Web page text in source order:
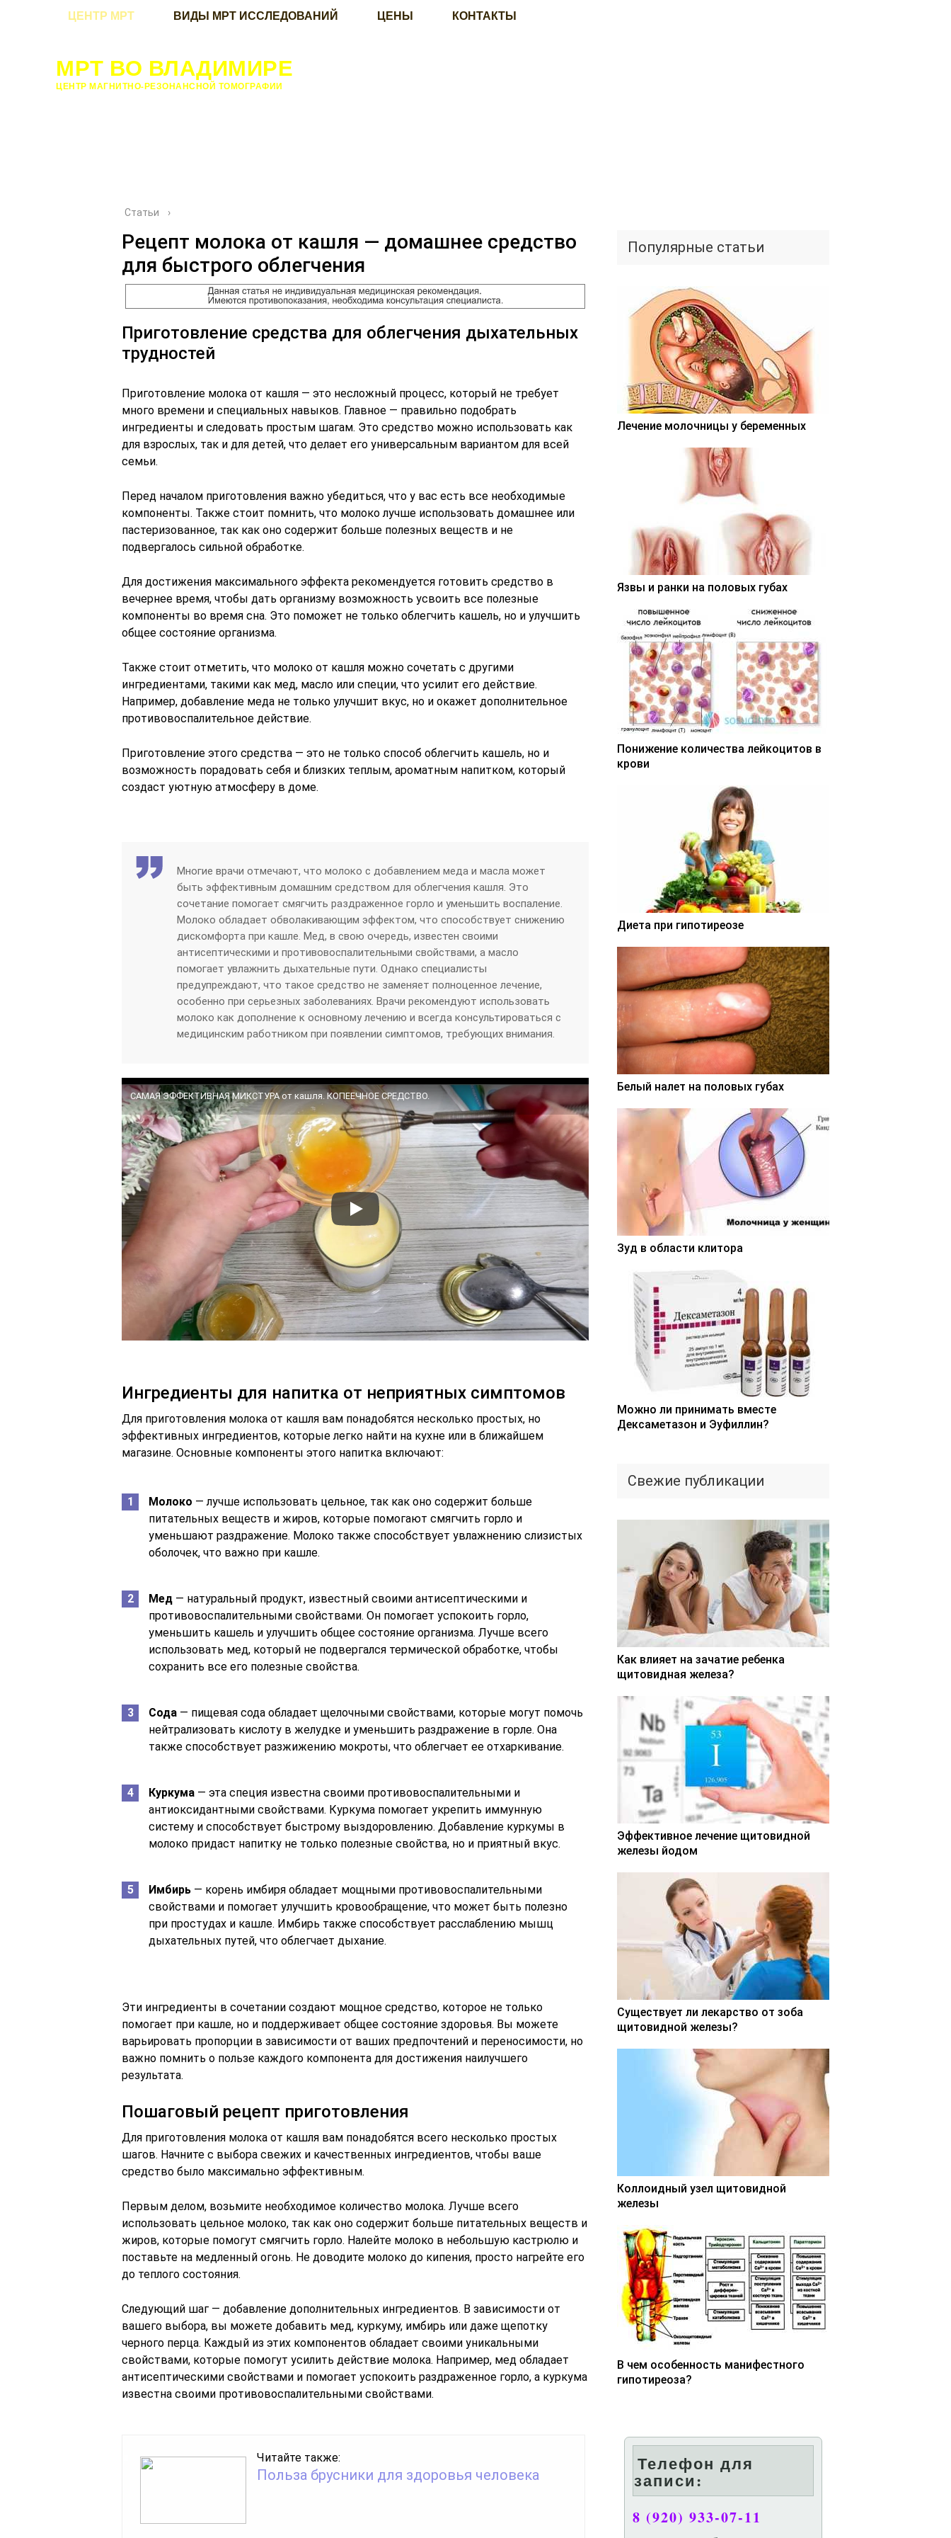
ЦЕНТР МРТ ВИДЫ МРТ ИССЛЕДОВАНИЙ ЦЕНЫ КОНТАКТЫ
МРТ ВО ВЛАДИМИРЕ
ЦЕНТР МАГНИТНО-РЕЗОНАНСНОЙ ТОМОГРАФИИ
Статьи ›
Рецепт молока от кашля — домашнее средство
для быстрого облегчения
Приготовление средства для облегчения дыхательных
трудностей
Приготовление молока от кашля — это несложный процесс, который не требует
много времени и специальных навыков. Главное — правильно подобрать
ингредиенты и следовать простым шагам. Это средство можно использовать как
для взрослых, так и для детей, что делает его универсальным вариантом для всей
семьи.
Перед началом приготовления важно убедиться, что у вас есть все необходимые
компоненты. Также стоит помнить, что молоко лучше использовать домашнее или
пастеризованное, так как оно содержит больше полезных веществ и не
подвергалось сильной обработке.
Для достижения максимального эффекта рекомендуется готовить средство в
вечернее время, чтобы дать организму возможность усвоить все полезные
компоненты во время сна. Это поможет не только облегчить кашель, но и улучшить
общее состояние организма.
Также стоит отметить, что молоко от кашля можно сочетать с другими
ингредиентами, такими как мед, масло или специи, что усилит его действие.
Например, добавление меда не только улучшит вкус, но и окажет дополнительное
противовоспалительное действие.
Приготовление этого средства — это не только способ облегчить кашель, но и
возможность порадовать себя и близких теплым, ароматным напитком, который
создаст уютную атмосферу в доме.
Многие врачи отмечают, что молоко с добавлением меда и масла может
быть эффективным домашним средством для облегчения кашля. Это
сочетание помогает смягчить раздраженное горло и уменьшить воспаление.
Молоко обладает обволакивающим эффектом, что способствует снижению
дискомфорта при кашле. Мед, в свою очередь, известен своими
антисептическими и противовоспалительными свойствами, а масло
помогает увлажнить дыхательные пути. Однако специалисты
предупреждают, что такое средство не заменяет полноценное лечение,
особенно при серьезных заболеваниях. Врачи рекомендуют использовать
молоко как дополнение к основному лечению и всегда консультироваться с
медицинским работником при появлении симптомов, требующих внимания.
САМАЯ ЭФФЕКТИВНАЯ МИКСТУРА от кашля. КОПЕЕЧНОЕ СРЕДСТВО.
Ингредиенты для напитка от неприятных симптомов
Для приготовления молока от кашля вам понадобятся несколько простых, но
эффективных ингредиентов, которые легко найти на кухне или в ближайшем
магазине. Основные компоненты этого напитка включают:
Молоко — лучше использовать цельное, так как оно содержит больше
питательных веществ и жиров, которые помогают смягчить горло и
уменьшают раздражение. Молоко также способствует увлажнению слизистых
оболочек, что важно при кашле.
Мед — натуральный продукт, известный своими антисептическими и
противовоспалительными свойствами. Он помогает успокоить горло,
уменьшить кашель и улучшить общее состояние организма. Лучше всего
использовать мед, который не подвергался термической обработке, чтобы
сохранить все его полезные свойства.
Сода — пищевая сода обладает щелочными свойствами, которые могут помочь
нейтрализовать кислоту в желудке и уменьшить раздражение в горле. Она
также способствует разжижению мокроты, что облегчает ее отхаркивание.
Куркума — эта специя известна своими противовоспалительными и
антиоксидантными свойствами. Куркума помогает укрепить иммунную
систему и способствует быстрому выздоровлению. Добавление куркумы в
молоко придаст напитку не только полезные свойства, но и приятный вкус.
Имбирь — корень имбиря обладает мощными противовоспалительными
свойствами и помогает улучшить кровообращение, что может быть полезно
при простудах и кашле. Имбирь также способствует расслаблению мышц
дыхательных путей, что облегчает дыхание.
Эти ингредиенты в сочетании создают мощное средство, которое не только
помогает при кашле, но и поддерживает общее состояние здоровья. Вы можете
варьировать пропорции в зависимости от ваших предпочтений и переносимости, но
важно помнить о пользе каждого компонента для достижения наилучшего
результата.
Пошаговый рецепт приготовления
Для приготовления молока от кашля вам понадобятся всего несколько простых
шагов. Начните с выбора свежих и качественных ингредиентов, чтобы ваше
средство было максимально эффективным.
Первым делом, возьмите необходимое количество молока. Лучше всего
использовать цельное молоко, так как оно содержит больше питательных веществ и
жиров, которые помогут смягчить горло. Налейте молоко в небольшую кастрюлю и
поставьте на медленный огонь. Не доводите молоко до кипения, просто нагрейте его
до теплого состояния.
Следующий шаг — добавление дополнительных ингредиентов. В зависимости от
вашего выбора, вы можете добавить мед, куркуму, имбирь или даже щепотку
черного перца. Каждый из этих компонентов обладает своими уникальными
свойствами, которые помогут усилить действие молока. Например, мед обладает
антисептическими свойствами и помогает успокоить раздраженное горло, а куркума
известна своими противовоспалительными свойствами.
Читайте также:
Польза брусники для здоровья человека
Популярные статьи
Лечение молочницы у беременных
Язвы и ранки на половых губах
Понижение количества лейкоцитов в
крови
Диета при гипотиреозе
Белый налет на половых губах
Зуд в области клитора
Можно ли принимать вместе
Дексаметазон и Эуфиллин?
Свежие публикации
Как влияет на зачатие ребенка
щитовидная железа?
Эффективное лечение щитовидной
железы йодом
Существует ли лекарство от зоба
щитовидной железы?
Коллоидный узел щитовидной
железы
В чем особенность манифестного
гипотиреоза?
Телефон для
записи:
8 (920) 933-07-11